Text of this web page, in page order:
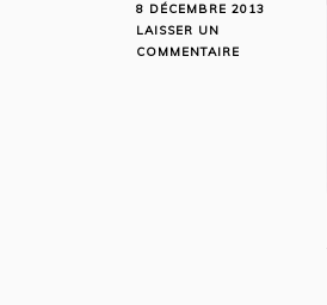
8 DÉCEMBRE 2013
LAISSER UN
COMMENTAIRE